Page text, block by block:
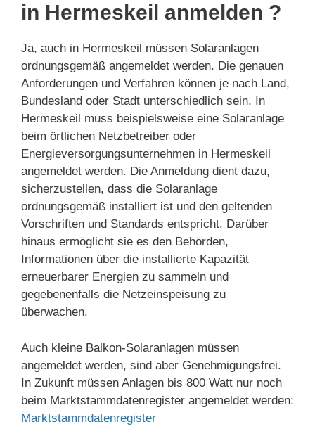
in Hermeskeil anmelden ?
Ja, auch in Hermeskeil müssen Solaranlagen
ordnungsgemäß angemeldet werden. Die genauen
Anforderungen und Verfahren können je nach Land,
Bundesland oder Stadt unterschiedlich sein. In
Hermeskeil muss beispielsweise eine Solaranlage
beim örtlichen Netzbetreiber oder
Energieversorgungsunternehmen in Hermeskeil
angemeldet werden. Die Anmeldung dient dazu,
sicherzustellen, dass die Solaranlage
ordnungsgemäß installiert ist und den geltenden
Vorschriften und Standards entspricht. Darüber
hinaus ermöglicht sie es den Behörden,
Informationen über die installierte Kapazität
erneuerbarer Energien zu sammeln und
gegebenenfalls die Netzeinspeisung zu
überwachen.
Auch kleine Balkon-Solaranlagen müssen
angemeldet werden, sind aber Genehmigungsfrei.
In Zukunft müssen Anlagen bis 800 Watt nur noch
beim Marktstammdatenregister angemeldet werden:
Marktstammdatenregister